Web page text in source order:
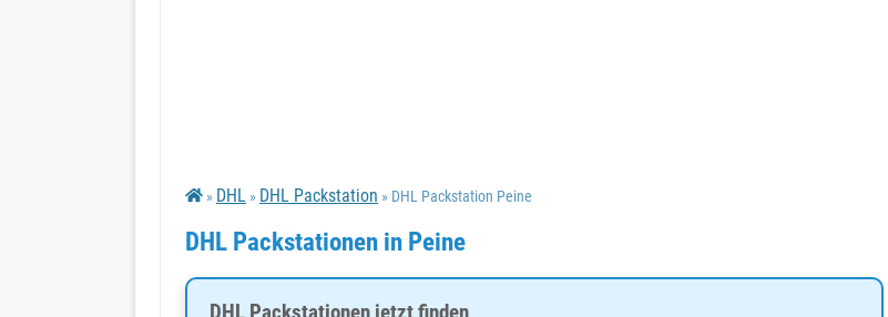
» DHL » DHL Packstation » DHL Packstation Peine
DHL Packstationen in Peine